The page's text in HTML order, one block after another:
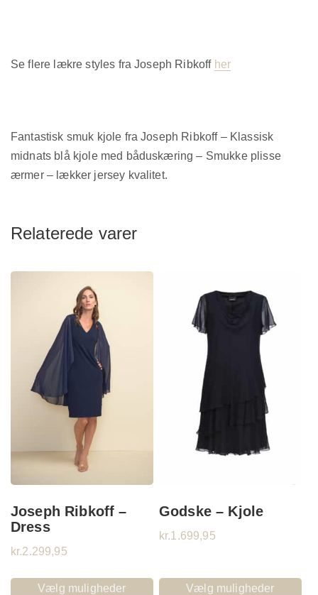
Se flere lækre styles fra Joseph Ribkoff her
Fantastisk smuk kjole fra Joseph Ribkoff – Klassisk
midnats blå kjole med båduskæring – Smukke plisse
ærmer – lækker jersey kvalitet.
Relaterede varer
Joseph Ribkoff –
Dress
kr.2.299,95
Vælg muligheder
Godske – Kjole
kr.1.699,95
Vælg muligheder